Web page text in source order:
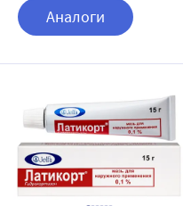
Аналоги